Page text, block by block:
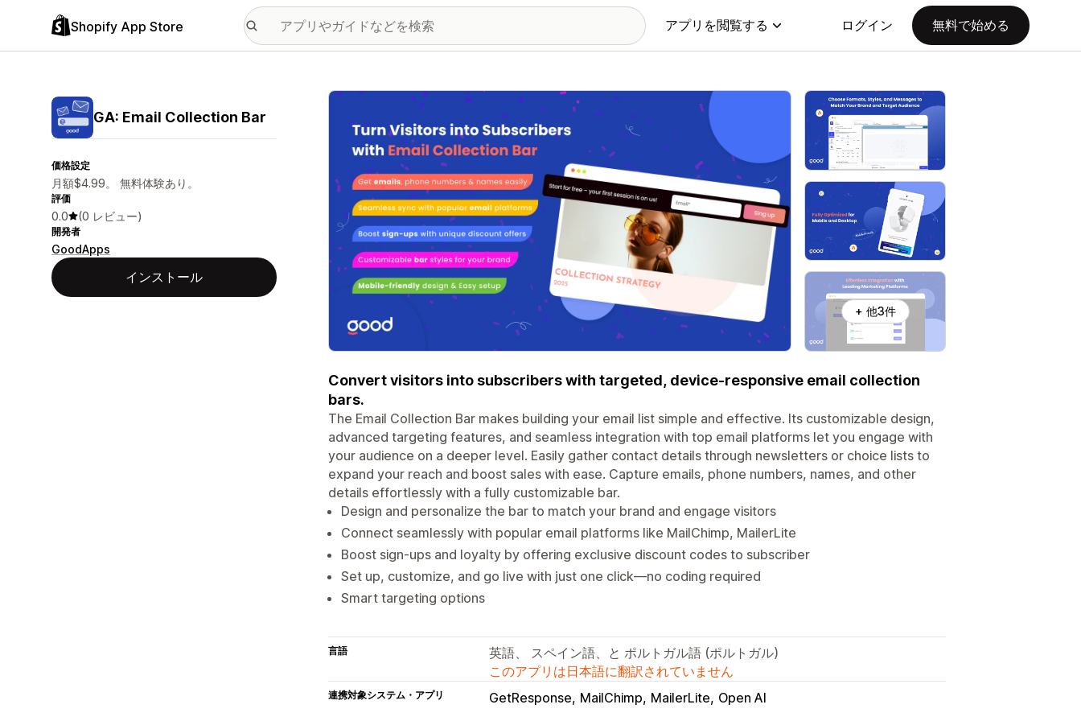
Shopify App Store アプリを閲覧する ログイン 無料で始める
GA: Email Collection Bar
価格設定
月額$4.99。 無料体験あり。
評価
0.0 (0 レビュー)
開発者
GoodApps
インストール
特集の画像ギャラリー
+ 他3件
Convert visitors into subscribers with targeted, device-responsive email collection
bars.
The Email Collection Bar makes building your email list simple and effective. Its customizable design,
advanced targeting features, and seamless integration with top email platforms let you engage with
your audience on a deeper level. Easily gather contact details through newsletters or choice lists to
expand your reach and boost sales with ease. Capture emails, phone numbers, names, and other
details effortlessly with a fully customizable bar.
Design and personalize the bar to match your brand and engage visitors
Connect seamlessly with popular email platforms like MailChimp, MailerLite
Boost sign-ups and loyalty by offering exclusive discount codes to subscriber
Set up, customize, and go live with just one click—no coding required
Smart targeting options
言語
英語、 スペイン語、と ポルトガル語 (ポルトガル)
このアプリは日本語に翻訳されていません
連携対象システム・アプリ GetResponse MailChimp MailerLite Open AI